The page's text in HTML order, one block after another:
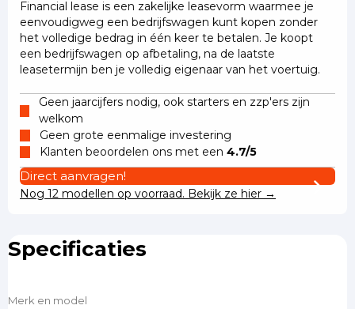
Financial lease is een zakelijke leasevorm waarmee je
eenvoudigweg een bedrijfswagen kunt kopen zonder
het volledige bedrag in één keer te betalen. Je koopt
een bedrijfswagen op afbetaling, na de laatste
leasetermijn ben je volledig eigenaar van het voertuig.
Geen jaarcijfers nodig, ook starters en zzp'ers zijn
welkom
Geen grote eenmalige investering
Klanten beoordelen ons met een 4.7/5
Direct aanvragen!
Nog 12 modellen op voorraad. Bekijk ze hier →
Specificaties
Merk en model